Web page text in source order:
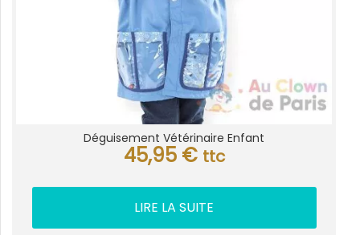
Déguisement Vétérinaire Enfant
45,95 € ttc
LIRE LA SUITE